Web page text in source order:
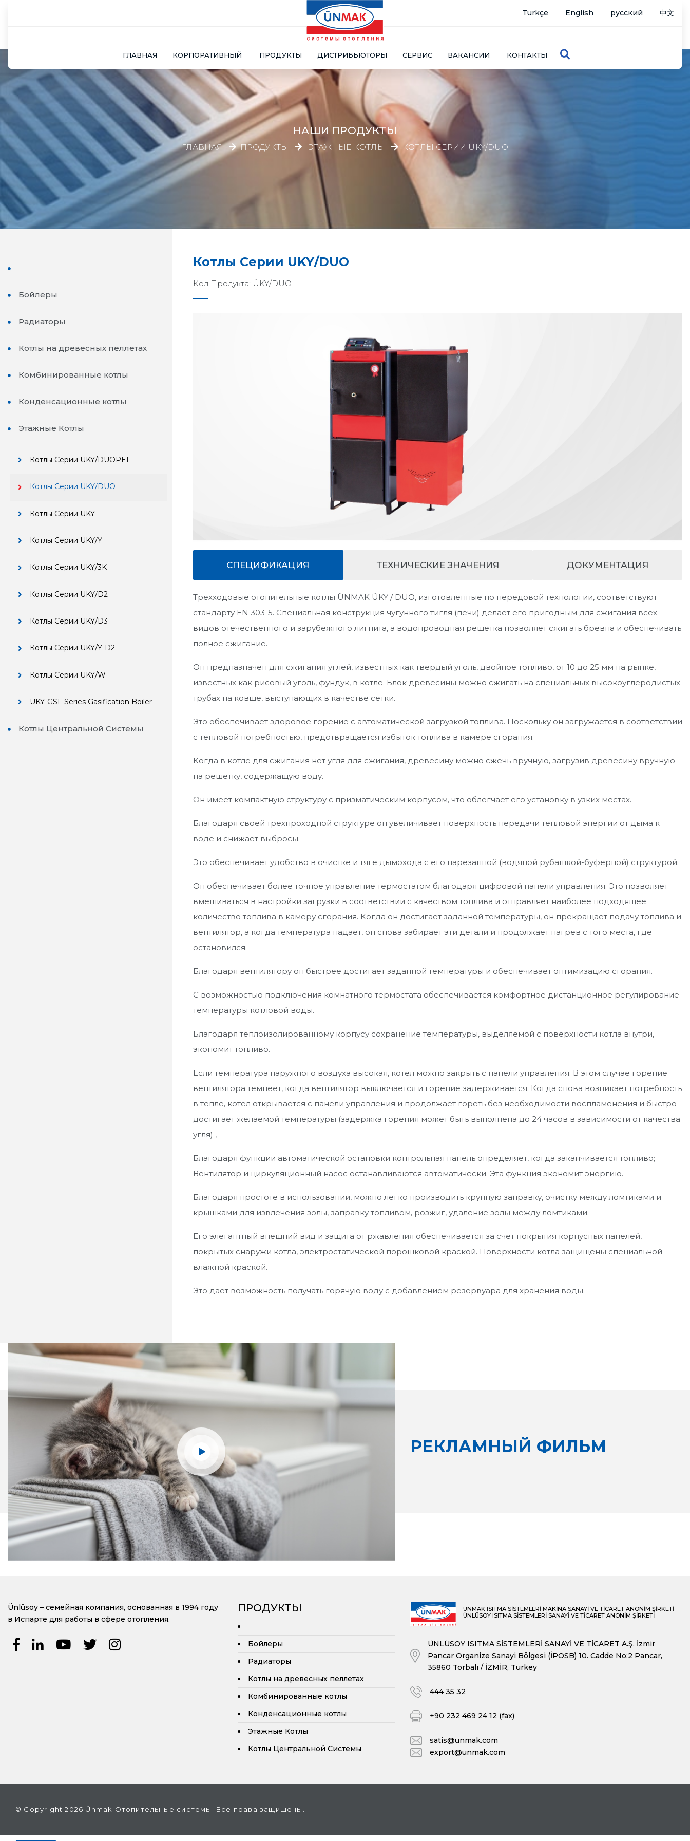
Türkçe English русский 中文
ГЛАВНАЯ КОРПОРАТИВНЫЙ ПРОДУКТЫ ДИСТРИБЬЮТОРЫ СЕРВИС ВАКАНСИИ КОНТАКТЫ
НАШИ ПРОДУКТЫ
ГЛАВНАЯ ПРОДУКТЫ ЭТАЖНЫЕ КОТЛЫ КОТЛЫ СЕРИИ UKY/DUO
Бойлеры
Радиаторы
Котлы на древесных пеллетах
Комбинированные котлы
Конденсационные котлы
Этажные Котлы
Котлы Серии UKY/DUOPEL
Котлы Серии UKY/DUO
Котлы Серии UKY
Котлы Серии UKY/Y
Котлы Серии UKY/3K
Котлы Серии UKY/D2
Котлы Серии UKY/D3
Котлы Серии UKY/Y-D2
Котлы Серии UKY/W
UKY-GSF Series Gasification Boiler
Котлы Центральной Системы
Котлы Серии UKY/DUO
Код Продукта: ÜKY/DUO
СПЕЦИФИКАЦИЯ ТЕХНИЧЕСКИЕ ЗНАЧЕНИЯ ДОКУМЕНТАЦИЯ
Трехходовые отопительные котлы ÜNMAK ÜKY / DUO, изготовленные по передовой технологии, соответствуют
стандарту EN 303-5. Специальная конструкция чугунного тигля (печи) делает его пригодным для сжигания всех
видов отечественного и зарубежного лигнита, а водопроводная решетка позволяет сжигать бревна и обеспечивать
полное сжигание.
Он предназначен для сжигания углей, известных как твердый уголь, двойное топливо, от 10 до 25 мм на рынке,
известных как рисовый уголь, фундук, в котле. Блок древесины можно сжигать на специальных высокоуглеродистых
трубах на ковше, выступающих в качестве сетки.
Это обеспечивает здоровое горение с автоматической загрузкой топлива. Поскольку он загружается в соответствии
с тепловой потребностью, предотвращается избыток топлива в камере сгорания.
Когда в котле для сжигания нет угля для сжигания, древесину можно сжечь вручную, загрузив древесину вручную
на решетку, содержащую воду.
Он имеет компактную структуру с призматическим корпусом, что облегчает его установку в узких местах.
Благодаря своей трехпроходной структуре он увеличивает поверхность передачи тепловой энергии от дыма к
воде и снижает выбросы.
Это обеспечивает удобство в очистке и тяге дымохода с его нарезанной (водяной рубашкой-буферной) структурой.
Он обеспечивает более точное управление термостатом благодаря цифровой панели управления. Это позволяет
вмешиваться в настройки загрузки в соответствии с качеством топлива и отправляет наиболее подходящее
количество топлива в камеру сгорания. Когда он достигает заданной температуры, он прекращает подачу топлива и
вентилятор, а когда температура падает, он снова забирает эти детали и продолжает нагрев с того места, где
остановился.
Благодаря вентилятору он быстрее достигает заданной температуры и обеспечивает оптимизацию сгорания.
С возможностью подключения комнатного термостата обеспечивается комфортное дистанционное регулирование
температуры котловой воды.
Благодаря теплоизолированному корпусу сохранение температуры, выделяемой с поверхности котла внутри,
экономит топливо.
Если температура наружного воздуха высокая, котел можно закрыть с панели управления. В этом случае горение
вентилятора темнеет, когда вентилятор выключается и горение задерживается. Когда снова возникает потребность
в тепле, котел открывается с панели управления и продолжает гореть без необходимости воспламенения и быстро
достигает желаемой температуры (задержка горения может быть выполнена до 24 часов в зависимости от качества
угля) ,
Благодаря функции автоматической остановки контрольная панель определяет, когда заканчивается топливо;
Вентилятор и циркуляционный насос останавливаются автоматически. Эта функция экономит энергию.
Благодаря простоте в использовании, можно легко производить крупную заправку, очистку между ломтиками и
крышками для извлечения золы, заправку топливом, розжиг, удаление золы между ломтиками.
Его элегантный внешний вид и защита от ржавления обеспечивается за счет покрытия корпусных панелей,
покрытых снаружи котла, электростатической порошковой краской. Поверхности котла защищены специальной
влажной краской.
Это дает возможность получать горячую воду с добавлением резервуара для хранения воды.
РЕКЛАМНЫЙ ФИЛЬМ
Ünlüsoy – семейная компания, основанная в 1994 году
в Испарте для работы в сфере отопления.
ПРОДУКТЫ
Бойлеры
Радиаторы
Котлы на древесных пеллетах
Комбинированные котлы
Конденсационные котлы
Этажные Котлы
Котлы Центральной Системы
ÜNMAK ISITMA SİSTEMLERİ MAKİNA SANAYİ VE TİCARET ANONİM ŞİRKETİ
ÜNLÜSOY ISITMA SİSTEMLERİ SANAYİ VE TİCARET ANONİM ŞİRKETİ
ÜNLÜSOY ISITMA SİSTEMLERİ SANAYİ VE TİCARET A.Ş. İzmir
Pancar Organize Sanayi Bölgesi (İPOSB) 10. Cadde No:2 Pancar,
35860 Torbalı / İZMİR, Turkey
444 35 32
+90 232 469 24 12 (fax)
satis@unmak.com
export@unmak.com
© Copyright 2026 Ünmak Отопительные системы. Все права защищены.